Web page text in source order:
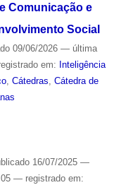
Comunicação e
Social
09/06/2026 — última
em: Inteligência
, Cátedras Cátedra de
16/07/2025 —
— registrado em: